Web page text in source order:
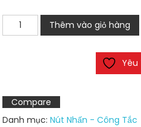
nhấn
lượng
Thêm vào giỏ hàng
Yêu
Compare
Danh mục:Nút Nhấn - Công Tắc